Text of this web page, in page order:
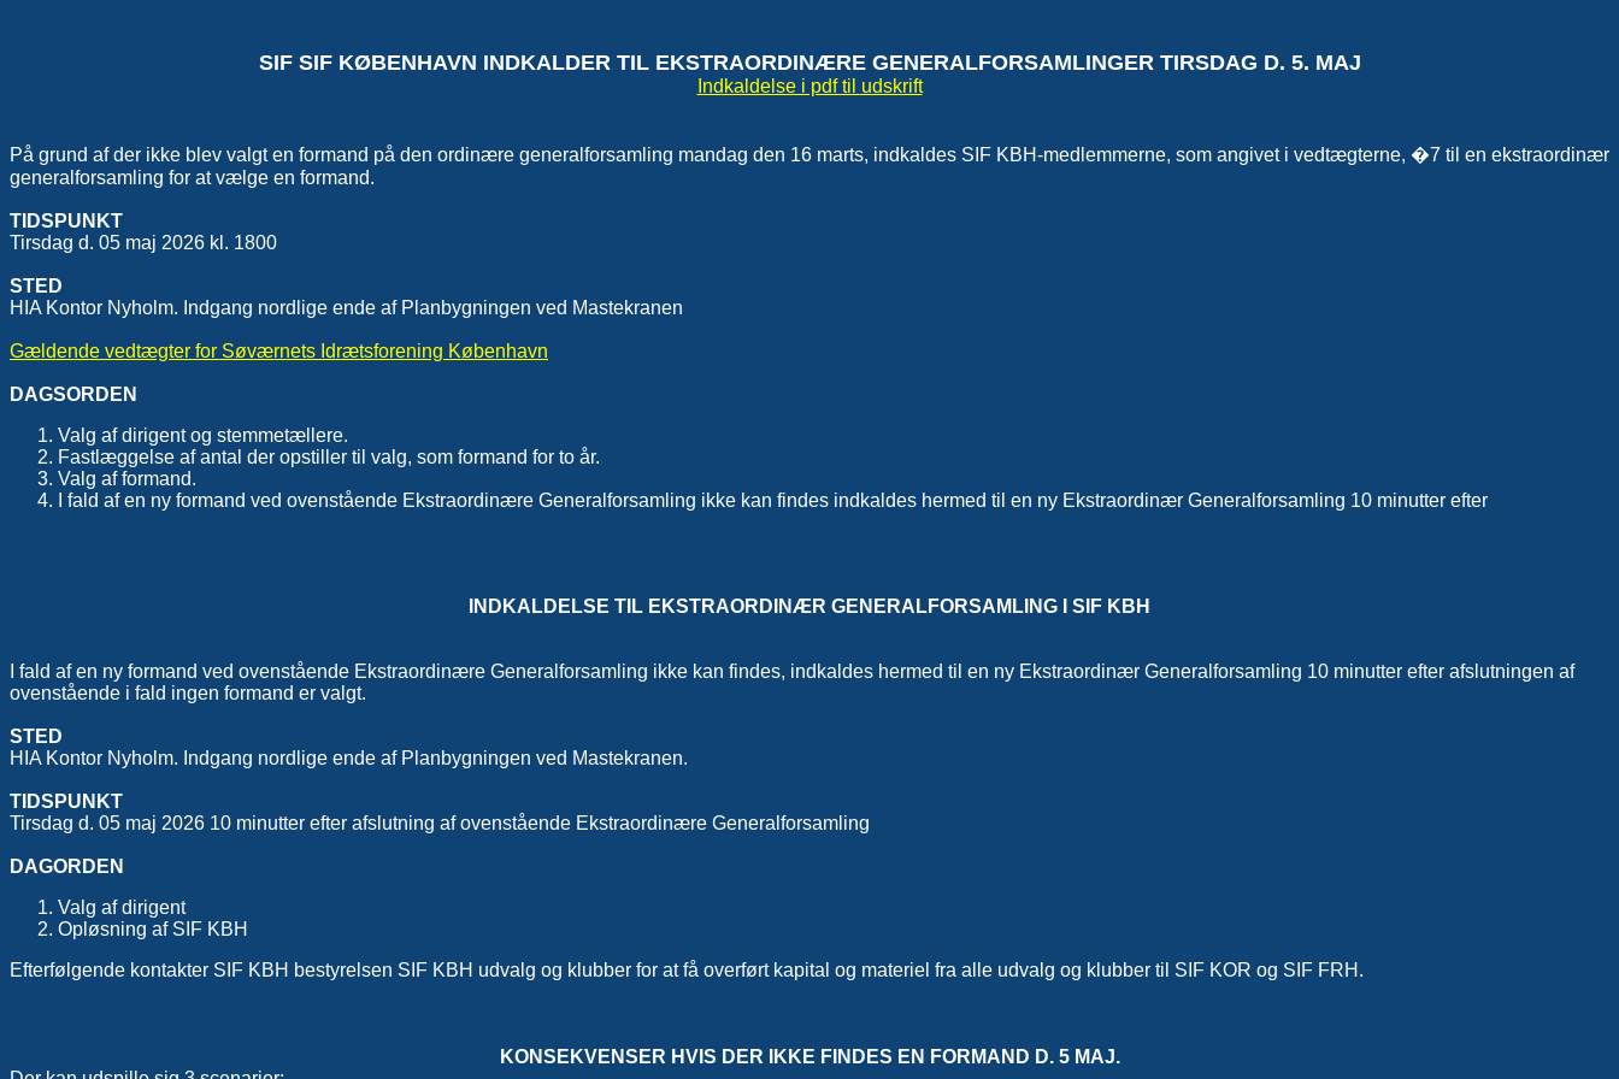
SIF SIF KØBENHAVN INDKALDER TIL EKSTRAORDINÆRE GENERALFORSAMLINGER TIRSDAG D. 5. MAJ
Indkaldelse i pdf til udskrift
På grund af der ikke blev valgt en formand på den ordinære generalforsamling mandag den 16 marts, indkaldes SIF KBH-medlemmerne, som angivet i vedtægterne, �7 til en ekstraordinær
generalforsamling for at vælge en formand.
TIDSPUNKT
Tirsdag d. 05 maj 2026 kl. 1800
STED
HIA Kontor Nyholm. Indgang nordlige ende af Planbygningen ved Mastekranen
Gældende vedtægter for Søværnets Idrætsforening København
DAGSORDEN
Valg af dirigent og stemmetællere.
Fastlæggelse af antal der opstiller til valg, som formand for to år.
Valg af formand.
I fald af en ny formand ved ovenstående Ekstraordinære Generalforsamling ikke kan findes indkaldes hermed til en ny Ekstraordinær Generalforsamling 10 minutter efter
INDKALDELSE TIL EKSTRAORDINÆR GENERALFORSAMLING I SIF KBH
I fald af en ny formand ved ovenstående Ekstraordinære Generalforsamling ikke kan findes, indkaldes hermed til en ny Ekstraordinær Generalforsamling 10 minutter efter afslutningen af
ovenstående i fald ingen formand er valgt.
STED
HIA Kontor Nyholm. Indgang nordlige ende af Planbygningen ved Mastekranen.
TIDSPUNKT
Tirsdag d. 05 maj 2026 10 minutter efter afslutning af ovenstående Ekstraordinære Generalforsamling
DAGORDEN
Valg af dirigent
Opløsning af SIF KBH
Efterfølgende kontakter SIF KBH bestyrelsen SIF KBH udvalg og klubber for at få overført kapital og materiel fra alle udvalg og klubber til SIF KOR og SIF FRH.
KONSEKVENSER HVIS DER IKKE FINDES EN FORMAND D. 5 MAJ.